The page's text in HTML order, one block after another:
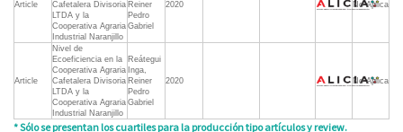
Article
Cafetalera Divisoria
LTDA y la
Cooperativa Agraria
Industrial Naranjillo
Reiner
Pedro
Gabriel
2020 No Aplica
Article
Nivel de
Ecoeficiencia en la
Cooperativa Agraria
Cafetalera Divisoria
LTDA y la
Cooperativa Agraria
Industrial Naranjillo
Reátegui
Inga,
Reiner
Pedro
Gabriel
2020 No Aplica
* Sólo se presentan los cuartiles para la producción tipo artículos y review.